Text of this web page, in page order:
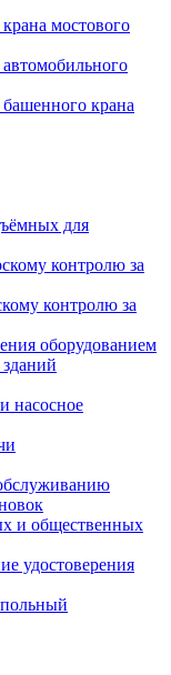
мостового
крана
для
контролю за
контролю за
оборудованием
насосное
и общественных
удостоверения